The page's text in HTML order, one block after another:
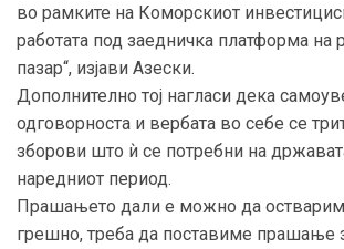
во рамките на Коморскиот
работата под заедничка платформа на
пазар“, изјави Азески.
Дополнително тој нагласи дека
одговорноста и вербата во себе се
зборови што ѝ се потребни на
наредниот период.
Прашањето дали е можно да
грешно, треба да поставиме прашање